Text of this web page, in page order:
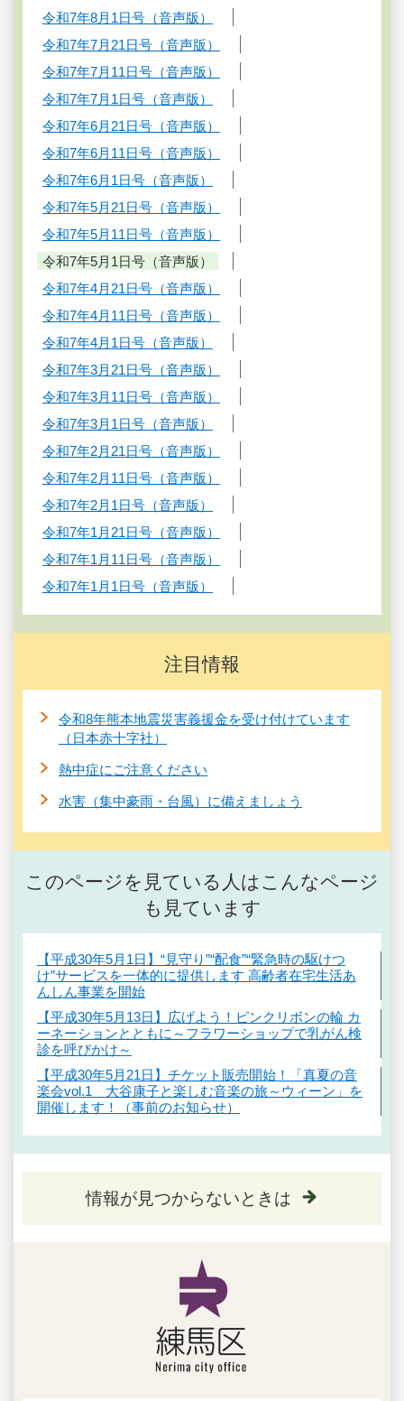
令和7年8月1日号（音声版）
令和7年7月21日号（音声版）
令和7年7月11日号（音声版）
令和7年7月1日号（音声版）
令和7年6月21日号（音声版）
令和7年6月11日号（音声版）
令和7年6月1日号（音声版）
令和7年5月21日号（音声版）
令和7年5月11日号（音声版）
令和7年5月1日号（音声版）
令和7年4月21日号（音声版）
令和7年4月11日号（音声版）
令和7年4月1日号（音声版）
令和7年3月21日号（音声版）
令和7年3月11日号（音声版）
令和7年3月1日号（音声版）
令和7年2月21日号（音声版）
令和7年2月11日号（音声版）
令和7年2月1日号（音声版）
令和7年1月21日号（音声版）
令和7年1月11日号（音声版）
令和7年1月1日号（音声版）
注目情報
令和8年熊本地震災害義援金を受け付けています
（日本赤十字社）
熱中症にご注意ください
水害（集中豪雨・台風）に備えましょう
このページを見ている人はこんなページ
も見ています
【平成30年5月1日】“見守り”“配食”“緊急時の駆けつ
け”サービスを一体的に提供します 高齢者在宅生活あ
んしん事業を開始
【平成30年5月13日】広げよう！ピンクリボンの輪 カ
ーネーションとともに～フラワーショップで乳がん検
診を呼びかけ～
【平成30年5月21日】チケット販売開始！「真夏の音
楽会vol.1 大谷康子と楽しむ音楽の旅～ウィーン」を
開催します！（事前のお知らせ）
情報が見つからないときは